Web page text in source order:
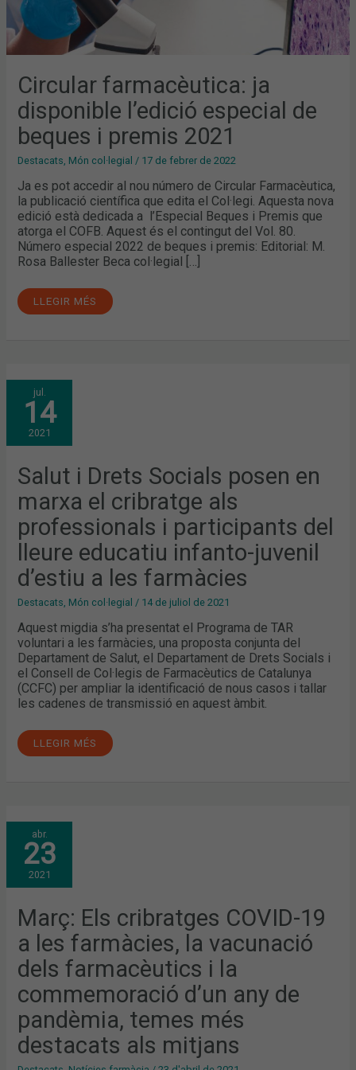
Circular farmacèutica: ja
disponible l’edició especial de
beques i premis 2021
Destacats, Món col·legial / 17 de febrer de 2022
Ja es pot accedir al nou número de Circular Farmacèutica,
la publicació científica que edita el Col·legi. Aquesta nova
edició està dedicada a l’Especial Beques i Premis que
atorga el COFB. Aquest és el contingut del Vol. 80.
Número especial 2022 de beques i premis: Editorial: M.
Rosa Ballester Beca col·legial […]
LLEGIR MÉS
jul.
14
2021
Salut i Drets Socials posen en
marxa el cribratge als
professionals i participants del
lleure educatiu infanto-juvenil
d’estiu a les farmàcies
Destacats Món col·legial / 14 de juliol de 2021
Aquest migdia s’ha presentat el Programa de TAR
voluntari a les farmàcies, una proposta conjunta del
Departament de Salut, el Departament de Drets Socials i
el Consell de Col·legis de Farmacèutics de Catalunya
(CCFC) per ampliar la identificació de nous casos i tallar
les cadenes de transmissió en aquest àmbit.
SALUT
I
DRETS
SOCIALS
POSEN
EN
MARXA
CRIBRATGE
ALS
PROFESSIONALS
I
PARTICIPANTS
DEL
LLEURE
EDUCATIU
INFANTO-
JUVENIL
D’ESTIU
A
FARMÀCIES
LLEGIR MÉS
abr.
23
2021
Març: Els cribratges COVID-19
a les farmàcies, la vacunació
dels farmacèutics i la
commemoració d’un any de
pandèmia, temes més
destacats als mitjans
MARÇ:
ELS
CRIBRATGES
COVID-
19
A
LES
LA
VACUNACIÓ
DELS
FARMACÈUTICS
LA
COMMEMORACIÓ
D’UN
ANY
DE
PANDÈMIA,
TEMES
MÉS
DESTACATS
ALS
MITJANS